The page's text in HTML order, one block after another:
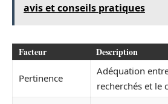
avis et conseils pratiques
Facteur Description
Pertinence
Adéquation
recherchés et le